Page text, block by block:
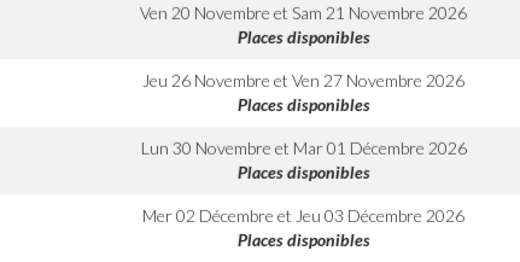
Ven 20 Novembre etSam 21 Novembre 2026
Places disponibles
Jeu 26 Novembre etVen 27 Novembre 2026
Places disponibles
Lun 30 Novembre et Mar 01 Décembre 2026
Places disponibles
Mer 02 Décembre et Jeu 03 Décembre 2026
Places disponibles